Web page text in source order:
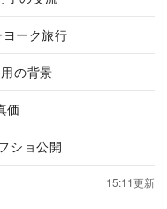
ーク旅行
の背景
価
ショ公開
15:11更新